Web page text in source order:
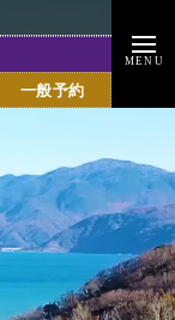
一般予約
MENU